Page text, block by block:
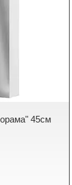
45см